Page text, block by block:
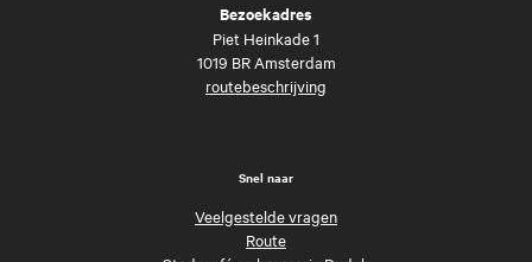
Bezoekadres
Piet Heinkade 1
1019 BR Amsterdam
routebeschrijving
Snel naar
Veelgestelde vragen
Route